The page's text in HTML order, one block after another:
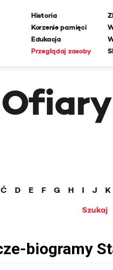
Historia
Korzenie pamięci
Edukacja
Przeglądaj zasoby
Ć D E F G H I J K
Szukaj